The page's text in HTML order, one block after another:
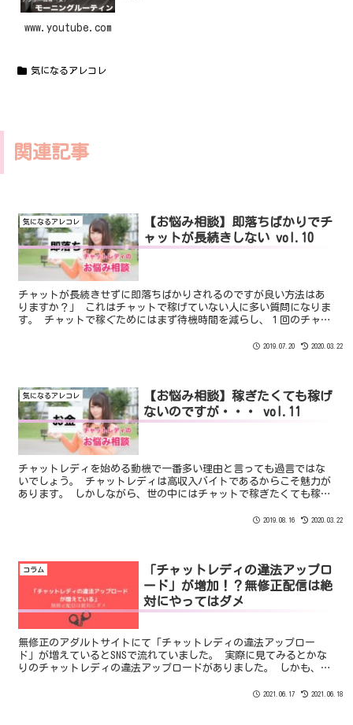
www.youtube.com
気になるアレコレ
関連記事
気になるアレコレ
【お悩み相談】即落ちばかりでチ
ャットが長続きしない vol.10
チャットが長続きせずに即落ちばかりされるのですが良い方法はあ
りますか？」 これはチャットで稼げていない人に多い質問になりま
す。 チャットで稼ぐためにはまず待機時間を減らし、１回のチャッ
2019.07.20 2020.03.22
気になるアレコレ
【お悩み相談】稼ぎたくても稼げ
ないのですが・・・ vol.11
チャットレディを始める動機で一番多い理由と言っても過言ではな
いでしょう。 チャットレディは高収入バイトであるからこそ魅力が
あります。 しかしながら、世の中にはチャットで稼ぎたくても稼げ
2019.08.16 2020.03.22
コラム
「チャットレディの違法アップロ
ード」が増加！？無修正配信は絶
対にやってはダメ
無修正のアダルトサイトにて「チャットレディの違法アップロー
ド」が増えているとSNSで流れていました。 実際に見てみるとかな
りのチャットレディの違法アップロードがありました。 しかも、そ
2021.06.17 2021.06.18